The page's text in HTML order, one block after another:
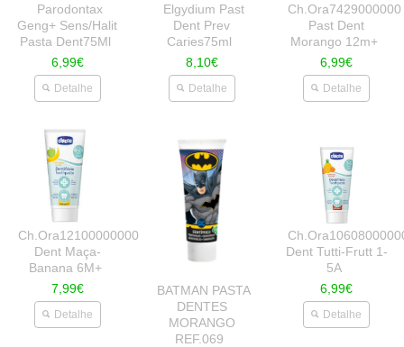
Parodontax
Geng+ Sens/Halit
Pasta Dent75Ml
6,99€
Detalhe
Elgydium Past
Dent Prev
Caries75ml
8,10€
Detalhe
Ch.Ora7429000000
Past Dent
Morango 12m+
6,99€
Detalhe
Ch.Ora12100000000
Dent Maça-
Banana 6M+
7,99€
Detalhe
BATMAN PASTA
DENTES
MORANGO
REF.069
Dent Tutti-Frutt 1-
5A
6,99€
Detalhe